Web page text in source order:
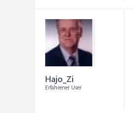
Hajo_Zi
Erfahrener User